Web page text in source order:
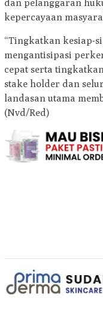
dan pelanggaran
kepercayaan
“Tingkatkan kesiap-
mengantisipasi
cepat serta
stake holder dan
landasan utama
(Nvd/Red)